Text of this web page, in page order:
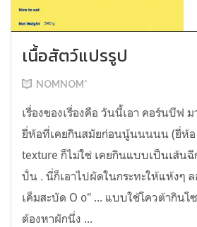
เนื้อสัตว์แปรรูป
NOMNOM*
เรื่องของเรื่องคือ วันนี้เอา คอร์นบีฟ
ยี่ห้อที่เคยกินสมัยก่อนนู้นนนนน (ยี่ห้อ
texture ก็ไม่ใช่ เคยกินแบบเป็นเส้น
ปั่น . นี่ก็เอาไปผัดในกระทะให้แห้งๆ ล
เค็มสะบัด O o" ... แบบใช้โควต้ากินโ
ต้องหาผักนึ่ง ...